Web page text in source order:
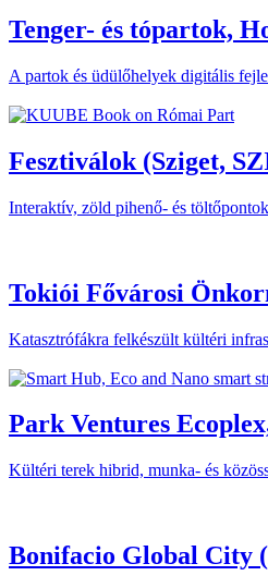
Tenger- és tópartok,
A partok és üdülőhelyek digitális
Fesztiválok (Sziget,
Interaktív, zöld pihenő- és
Tokiói Fővárosi
Katasztrófákra felkészült kültéri
Park Ventures
Kültéri terek hibrid, munka- és
Bonifacio Global City